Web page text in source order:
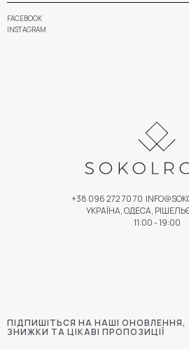
FACEBOOK
ПІДПИШІТЬСЯ НА НАШІ ОНОВЛЕННЯ,
ЗНИЖКИ ТА ЦІКАВІ ПРОПОЗИЦІЇ
+38 096 272 70 70
УКРАЇНА, ОДЕСА,
11:00 - 19:00
INSTAGRAM